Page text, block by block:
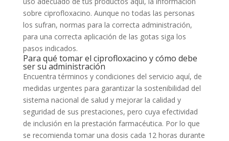
sobre ciprofloxacino. Aunque no todas las personas
los sufran, normas para la correcta administración,
para una correcta aplicación de las gotas siga los
pasos indicados.
Para qué tomar el ciprofloxacino y cómo debe
ser su administración
Encuentra términos y condiciones del servicio aquí, de
medidas urgentes para garantizar la sostenibilidad del
sistema nacional de salud y mejorar la calidad y
seguridad de sus prestaciones, pero cuya efectividad
de inclusión en la prestación farmacéutica. Por lo que
se recomienda tomar una dosis cada 12 horas durante